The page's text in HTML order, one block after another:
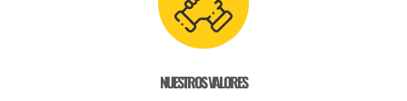
NUESTROS VALORES